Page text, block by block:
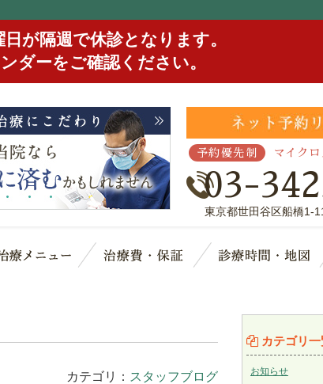
が隔週で休診となります。
ダーをご確認ください。
予約優先制 マイク
03-
東京都世田谷区船橋1-
ての方へ)
ッフ紹介 治療メニュー 治療費・保証
カテゴリ： スタッフブログ
カテゴリ
お知らせ